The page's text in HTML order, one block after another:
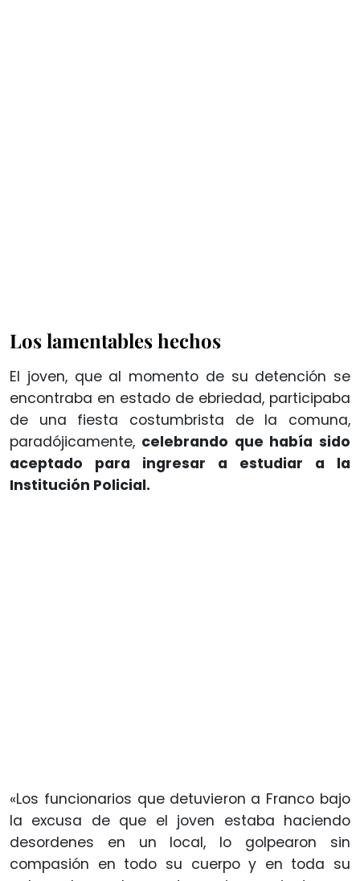
Los lamentables hechos
El joven, que al momento de su detención se
encontraba en estado de ebriedad, participaba
de una fiesta costumbrista de la comuna,
paradójicamente, celebrando que había sido
aceptado para ingresar a estudiar a la
Institución Policial.
«Los funcionarios que detuvieron a Franco bajo
la excusa de que el joven estaba haciendo
desordenes en un local, lo golpearon sin
compasión en todo su cuerpo y en toda su